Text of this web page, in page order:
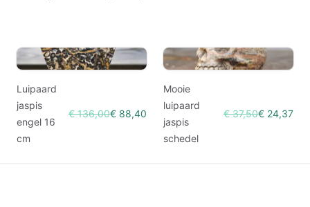
Luipaard
jaspis
engel 16
cm
€ 136,00€ 88,40
Mooie
luipaard
jaspis
schedel
€ 37,50€ 24,37